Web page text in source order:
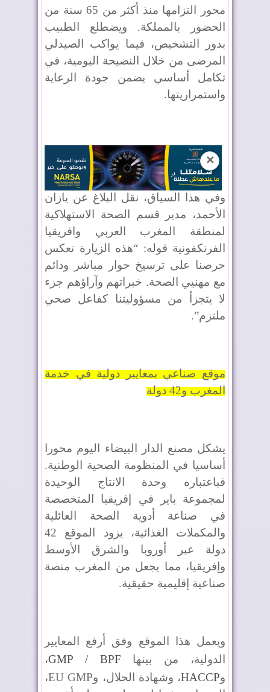
محور التزامها منذ أكثر من 65 سنة من
الحضور بالمملكة. ويضطلع الطبيب
بدور التشخيص، فيما يواكب الصيدلي
المرضى من خلال النصيحة اليومية، في
تكامل أساسي يضمن جودة الرعاية
واستمراريتها.
✕
وفي هذا السياق، نقل البلاغ عن يازان
الأحمد، مدير قسم الصحة الاستهلاكية
لمنطقة المغرب العربي وافريقيا
الفرنكفونية قوله: “هذه الزيارة تعكس
حرصنا على ترسيخ حوار مباشر ودائم
مع مهنيي الصحة. خبراتهم وآراؤهم جزء
لا يتجزأ من مسؤوليتنا كفاعل صحي
ملتزم”.
موقع صناعي بمعايير دولية في خدمة
المغرب و42 دولة
يشكل مصنع الدار البيضاء اليوم محورا
أساسيا في المنظومة الصحية الوطنية.
فباعتباره وحدة الانتاج الوحيدة
لمجموعة باير في إفريقيا المتخصصة
في صناعة أدوية الصحة العائلية
والمكملات الغذائية، يزود الموقع 42
دولة عبر أوروبا والشرق الأوسط
وإفريقيا، مما يجعل من المغرب منصة
صناعية إقليمية حقيقية.
ويعمل هذا الموقع وفق أرفع المعايير
الدولية، من بينها GMP / BPF،
وHACCP، وشهادة الحلال، وEU GMP،